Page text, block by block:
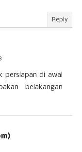
Reply
persiapan di awal
belakangan